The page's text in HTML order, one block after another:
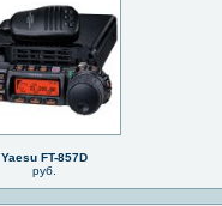
Yaesu FT-857D
руб.